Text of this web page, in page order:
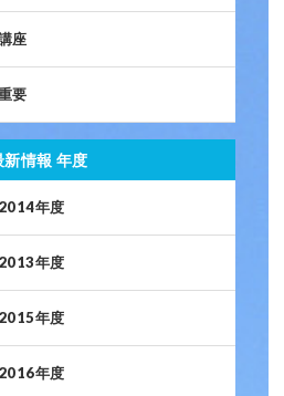
座
要
新情報 年度
2014年度
2013年度
2015年度
2016年度